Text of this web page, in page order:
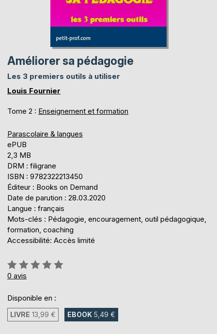
Améliorer sa pédagogie
Les 3 premiers outils à utiliser
Louis Fournier
Tome 2 : Enseignement et formation
Parascolaire & langues
ePUB
2,3 MB
DRM : filigrane
ISBN : 9782322213450
Éditeur : Books on Demand
Date de parution : 28.03.2020
Langue : français
Mots-clés : Pédagogie, encouragement, outil pédagogique,
formation, coaching
Accessibilité: Accès limité
Évaluation:
0%
0 avis
Disponible en :
LIVRE 13,99 € EBOOK 5,49 €